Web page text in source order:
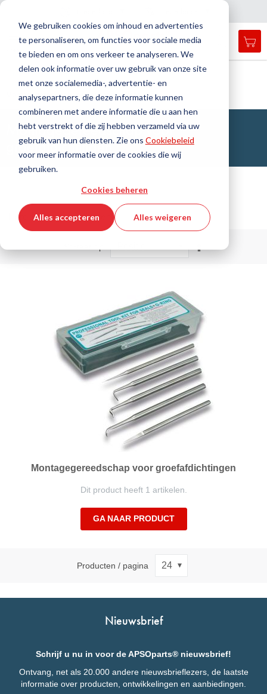
We gebruiken cookies om inhoud en advertenties
te personaliseren, om functies voor sociale media
te bieden en om ons verkeer te analyseren. We
delen ook informatie over uw gebruik van onze site
met onze socialemedia-, advertentie- en
analysepartners, die deze informatie kunnen
combineren met andere informatie die u aan hen
hebt verstrekt of die zij hebben verzameld via uw
gebruik van hun diensten. Zie ons Cookiebeleid
voor meer informatie over de cookies die wij
gebruiken.
Cookies beheren
Alles accepteren Alles weigeren
search
Zoek
Thuis
Afdichtingstechniek
Hefafdichtingen en Geleidingsbanden
Montagegereedschap voor groefafdichtingen
Montagegereedschap voor
groefafdichtingen
1 producten / 1 artikelen
Montagegereedschap voor groefafdichtingen
Dit product heeft 1 artikelen.
GA NAAR PRODUCT
Producten / pagina
Nieuwsbrief
Schrijf u nu in voor de APSOparts® nieuwsbrief!
Ontvang, net als 20.000 andere nieuwsbrieflezers, de laatste
informatie over producten, ontwikkelingen en aanbiedingen.